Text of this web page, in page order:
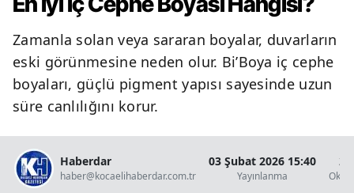
Zamanla solan veya sararan boyalar, duvarların
eski görünmesine neden olur. Bi’Boya iç cephe
boyaları, güçlü pigment yapısı sayesinde uzun
süre canlılığını korur.
Haberdar
haber@kocaelihaberdar.com.tr
03 Şubat 2026 15:40
Yayınlanma
2